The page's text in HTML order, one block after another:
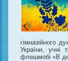
гімназійного
України, учні
флешмобі «В